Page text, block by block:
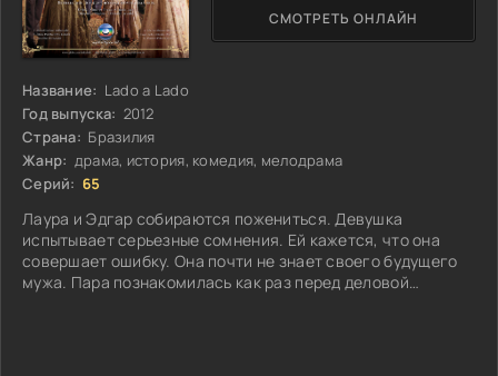
Название: Lado a Lado
Год выпуска: 2012
Страна: Бразилия
Жанр: драма, история, комедия, мелодрама
Серий: 65
Лаура и Эдгар собираются пожениться. Девушка
испытывает серьезные сомнения. Ей кажется, что она
совершает ошибку. Она почти не знает своего будущего
мужа. Пара познакомилась как раз перед деловой
СМОТРЕТЬ ОНЛАЙН